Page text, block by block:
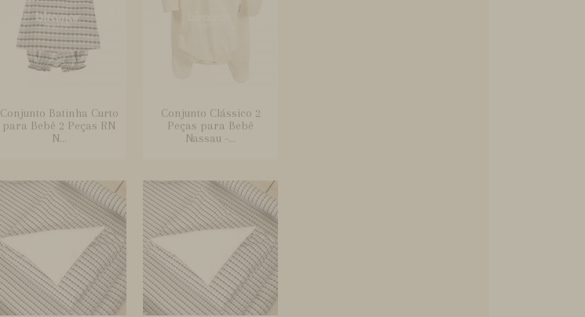
Conjunto Batinha Curto
para Bebê 2 Peças RN
N...
Conjunto Clássico 2
Peças para Bebê
Nassau -...